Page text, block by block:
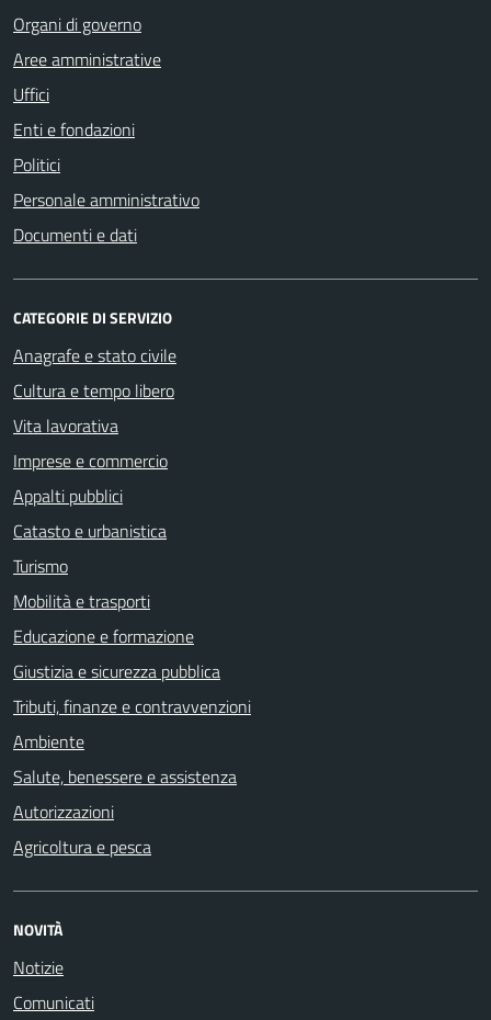
Organi di governo
Aree amministrative
Uffici
Enti e fondazioni
Politici
Personale amministrativo
Documenti e dati
CATEGORIE DI SERVIZIO
Anagrafe e stato civile
Cultura e tempo libero
Vita lavorativa
Imprese e commercio
Appalti pubblici
Catasto e urbanistica
Turismo
Mobilità e trasporti
Educazione e formazione
Giustizia e sicurezza pubblica
Tributi, finanze e contravvenzioni
Ambiente
Salute, benessere e assistenza
Autorizzazioni
Agricoltura e pesca
NOVITÀ
Notizie
Comunicati